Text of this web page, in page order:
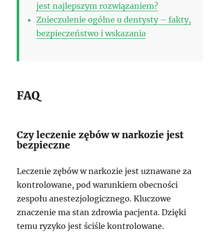
jest najlepszym rozwiązaniem?
Znieczulenie ogólne u dentysty – fakty,
bezpieczeństwo i wskazania
FAQ
Czy leczenie zębów w narkozie jest
bezpieczne
Leczenie zębów w narkozie jest uznawane za
kontrolowane, pod warunkiem obecności
zespołu anestezjologicznego. Kluczowe
znaczenie ma stan zdrowia pacjenta. Dzięki
temu ryzyko jest ściśle kontrolowane.